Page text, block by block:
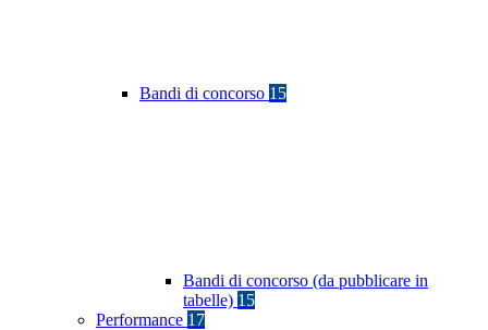
Bandi di concorso 15
Bandi di concorso (da pubblicare in
tabelle) 15
Performance 17